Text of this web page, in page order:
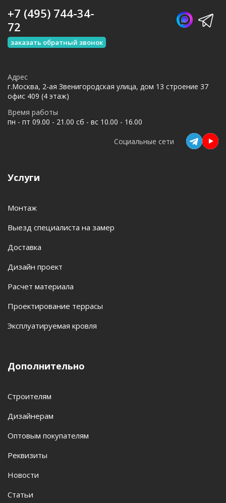
Услуги
Монтаж
Выезд специалиста на замер
Доставка
Дизайн проект
Расчет материала
Проектирование террасы
Эксплуатируемая кровля
Дополнительно
Строителям
Дизайнерам
Оптовым покупателям
Реквизиты
Новости
Статьи
+7 (495) 744-34-
72
заказать обратный звонок
Адрес
г.Москва, 2-ая Звенигородская улица, дом 13 строение 37
офис 409 (4 этаж)
Время работы
пн - пт 09.00 - 21.00 сб - вс 10.00 - 16.00
Социальные сети